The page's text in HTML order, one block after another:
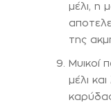
μέλι, η
της
Μυικοί
μέλι